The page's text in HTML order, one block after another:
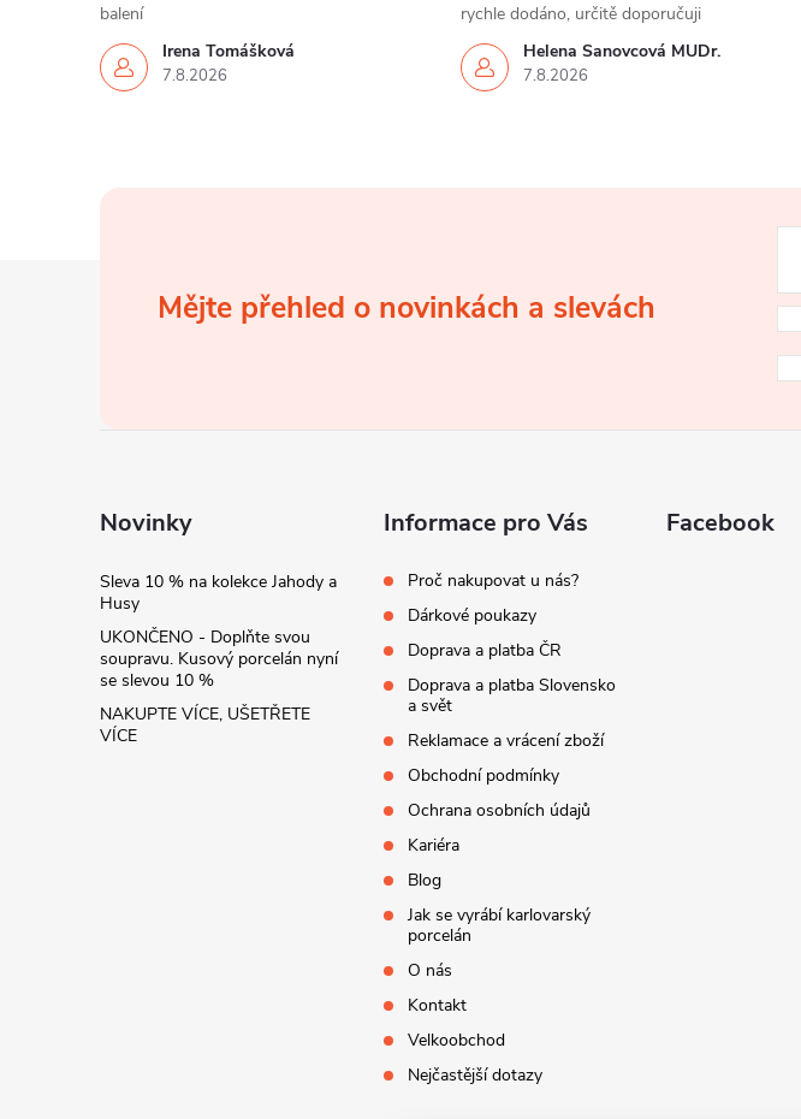
Irena Tomášková
7.8.2026
balení
Helena Šanovcová MUDr.
7.8.2026
rychle dodáno, určitě doporučuji
Mějte přehled o novinkách a slevách
Novinky
Sleva 10 % na kolekce Jahody a
Husy
UKONČENO - Doplňte svou
soupravu. Kusový porcelán nyní
se slevou 10 %
NAKUPTE VÍCE, UŠETŘETE
VÍCE
Informace pro Vás
Proč nakupovat u nás?
Dárkové poukazy
Doprava a platba ČR
Doprava a platba Slovensko
a svět
Reklamace a vrácení zboží
Obchodní podmínky
Ochrana osobních údajů
Kariéra
Blog
Jak se vyrábí karlovarský
porcelán
O nás
Kontakt
Velkoobchod
Nejčastější dotazy
Facebook